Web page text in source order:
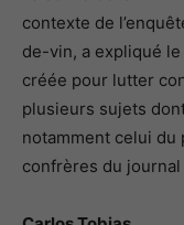
contexte de
de-vin, a expliqué
créée pour lutter
plusieurs sujets
notamment celui du
confrères du journal